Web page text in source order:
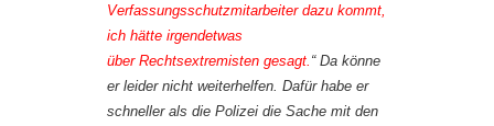
Verfassungsschutzmitarbeiter dazu kommt,
ich hätte irgendetwas
über Rechtsextremisten gesagt. “ Da könne
er leider nicht weiterhelfen. Dafür habe er
schneller als die Polizei die Sache mit den